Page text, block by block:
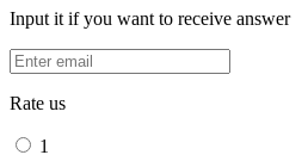
Input it if you want to receive answer
Rate us
1